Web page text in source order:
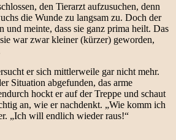
den Tierarzt aufzusuchen, denn
die Wunde zu langsam zu. Doch der
und meinte, dass sie ganz prima heilt. Das
war zwar kleiner (kürzer) geworden,
er sich mittlerweile gar nicht mehr.
Situation abgefunden, das arme
hockt er auf der Treppe und schaut
an, wie er nachdenkt. „Wie komm ich
„Ich will endlich wieder raus!“